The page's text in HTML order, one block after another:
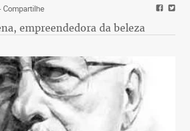
Compartilhe
empreendedora da beleza